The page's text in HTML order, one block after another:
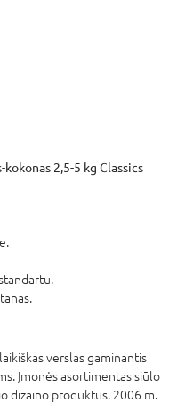
2,5-5 kg Classics
verslas gaminantis
Įmonės asortimentas siūlo
dizaino produktus. 2006 m.